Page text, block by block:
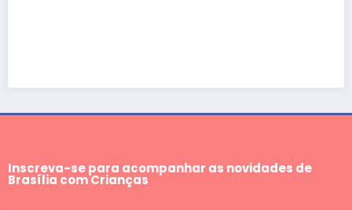
Inscreva-se para acompanhar as novidades de
Brasília com Crianças